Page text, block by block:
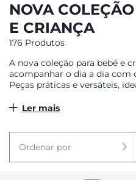
NOVA
E CRIANÇA
176 Produtos
A nova coleção para bebé e
acompanhar o dia a dia com
Peças práticas e versáteis,
crescidos.
Ler mais
Ordenar por